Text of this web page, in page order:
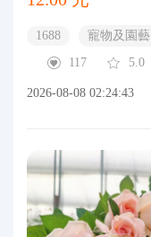
1688 寵物及園藝
117
5.0
2026-08-08 02:24:43